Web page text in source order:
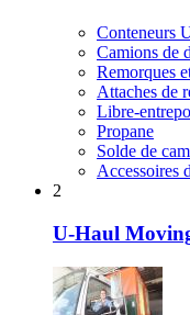
Conteneurs
Camions de
Remorques
Attaches de
Libre-
Propane
Solde de
Accessoires
2
U-Haul